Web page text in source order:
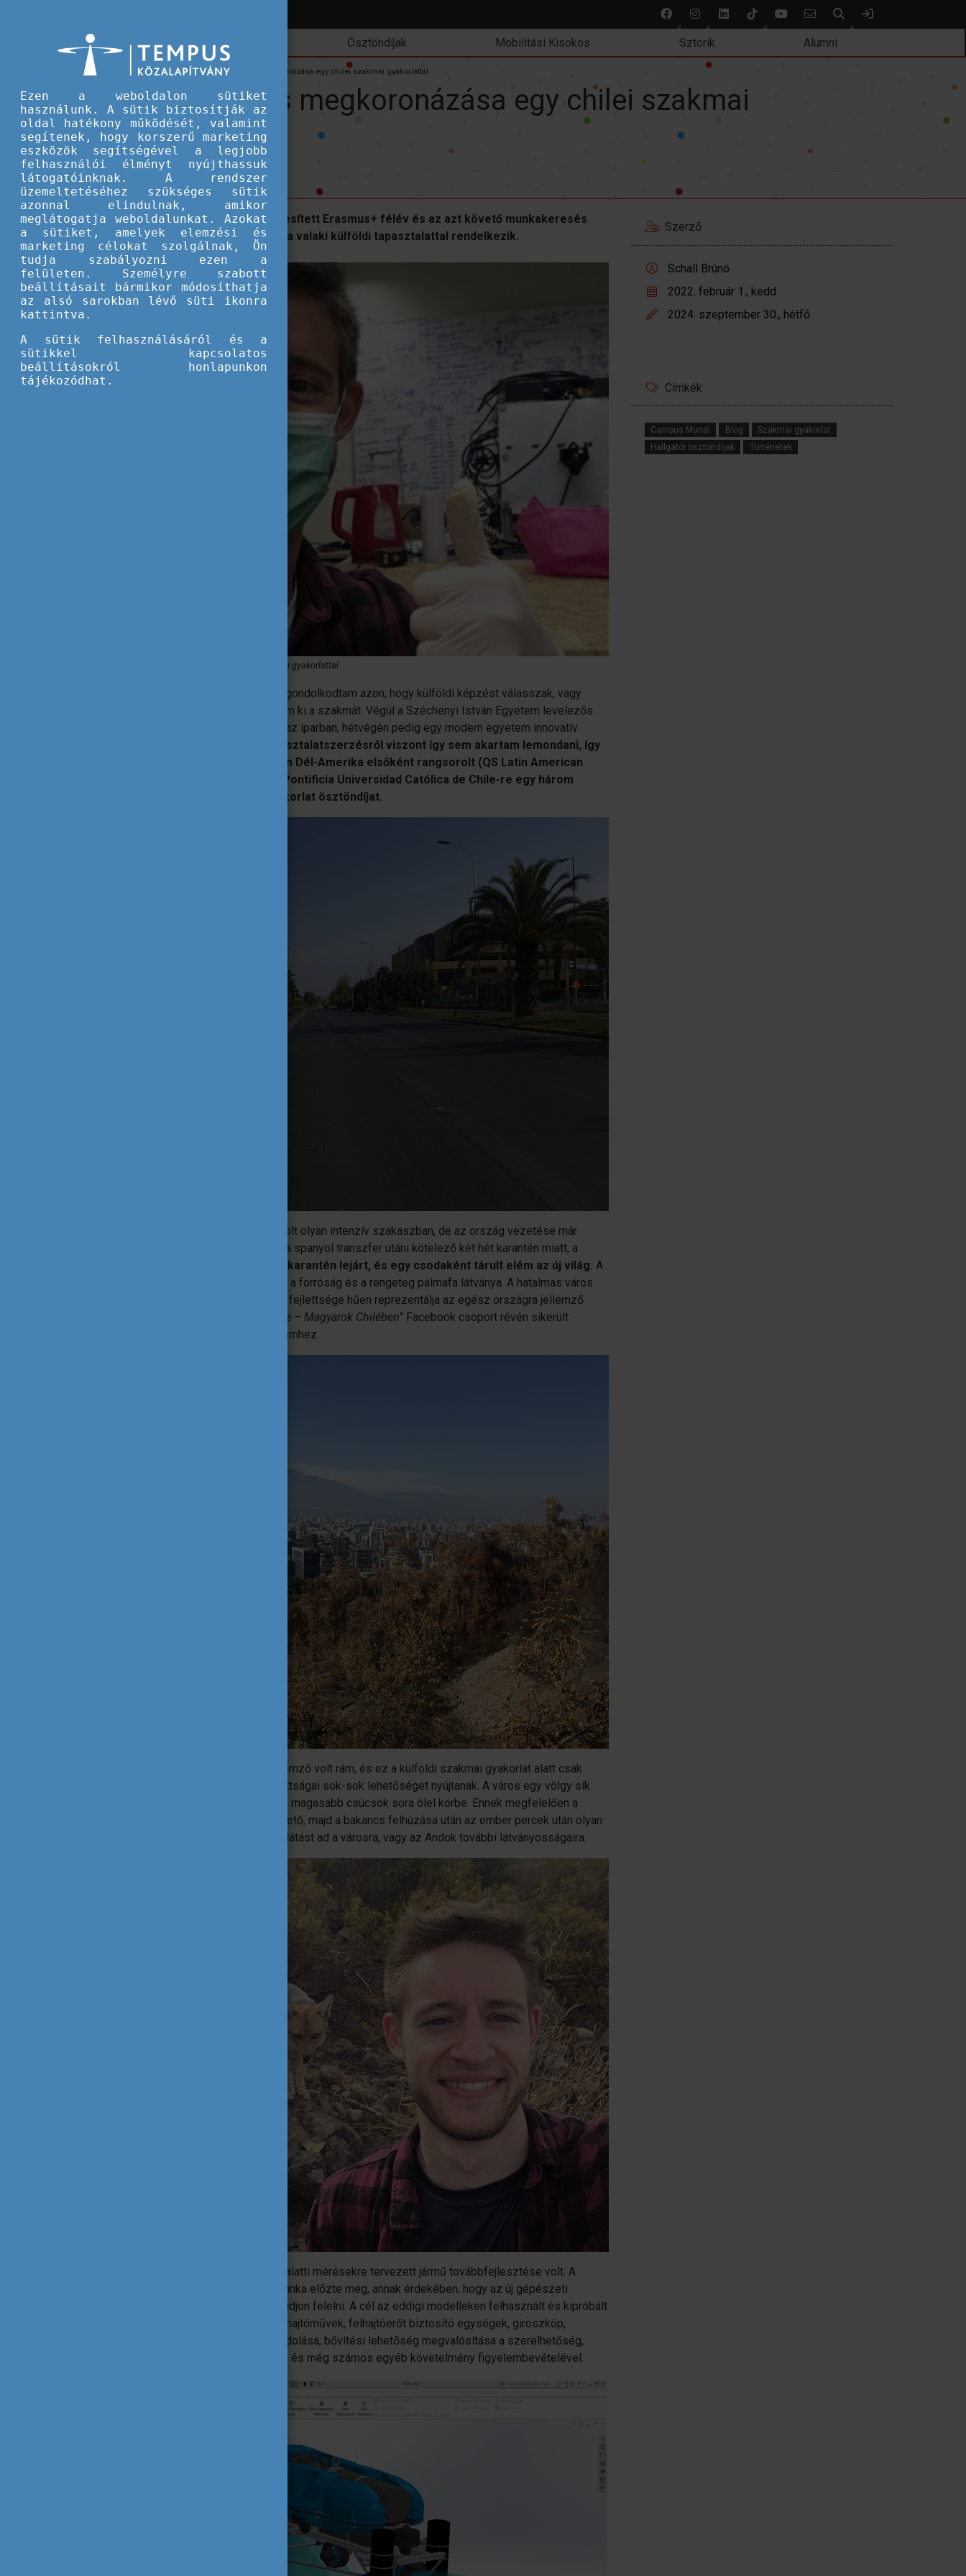
Keresés
Ösztöndíjak Mobilitási Kisokos Sztorik Alumni
Hallgatói ösztöndíjak A mesterképzés megkoronázása egy chilei szakmai gyakorlattal
A mesterképzés megkoronázása egy chilei szakmai
gyakorlattal
Az alapszakom utolsó félévében teljesített Erasmus+ félév és az azt követő munkakeresés
döbbentett rá, hogy mekkora kincs, ha valaki külföldi tapasztalattal rendelkezik.
A mesterképzés megkoronázása egy chilei szakmai gyakorlattal
A mesterszakra jelentkezés előtt sokat gondolkodtam azon, hogy külföldi képzést válasszak, vagy
inkább élesben egy munkahelyen tanuljam ki a szakmát. Végül a Széchenyi István Egyetem levelezős
képzését választottam, ahol hétközben az iparban, hétvégén pedig egy modern egyetem innovatív
A külföldi tapasztalatszerzésről viszont így sem akartam lemondani, így
2020 januárjában sikeresen elnyertem Dél-Amerika elsőként rangsorolt (QS Latin American
University Rankings) egyetemére, a Pontificia Universidad Católica de Chile-re egy három
hónapos Campus Mundi szakmai gyakorlat ösztöndíjat.
Megérkezésemkor a járvány még nem volt olyan intenzív szakaszban, de az ország vezetése már
megtette a lezárások első lépéseit, így, a spanyol transzfer utáni kötelező két hét karantén miatt, a
A karantén lejárt, és egy csodaként tárult elém az új világ. A
hosszú magyar tél után fantasztikus volt a forróság és a rengeteg pálmafa látványa. A hatalmas város
több mint hatmillió lakosa, felépítése és fejlettsége hűen reprezentálja az egész országra jellemző
„Húngaros en Chile – Magyarok Chilében” Facebook csoport révén sikerült
találnom, szerencsémre közel az egyetemhez.
A természet szeretete Chile előtt is jellemző volt rám, és ez a külföldi szakmai gyakorlat alatt csak
tovább erősödött. Santiago földrajzi adottságai sok-sok lehetőséget nyújtanak. A város egy völgy sík
platóján terül el, melyet 3000 méternél is magasabb csúcsok sora ölel körbe. Ennek megfelelően a
kiszemelt hegy biciklivel is megközelíthető, majd a bakancs felhúzása után az ember percek után olyan
magasságba érhet, amely már csodás kilátást ad a városra, vagy az Andok további látványosságaira.
A szakmai gyakorlat fő feladata egy víz alatti mérésekre tervezett jármű továbbfejlesztése volt. A
design kialakítását alapos előkészítő munka előzte meg, annak érdekében, hogy az új gépészeti
kialakítás minél több kritériumnak meg tudjon felelni. A cél az eddigi modelleken felhasznált és kipróbált
egységek (navigációs rendszer, szonár, hajtóművek, felhajtóerőt biztosító egységek, giroszkóp,
adattároló, stb.) elrendezésének újragondolása, bővítési lehetőség megvalósítása a szerelhetőség,
manőverezhetőség, tömegminimalizálás és még számos egyéb követelmény figyelembevételével.
Szerző
Schall Brúnó
2022. február 1., kedd
2024. szeptember 30., hétfő
Címkék
Campus Mundi Blog
Szakmai gyakorlat
Hallgatói ösztöndíjak
Történetek
Ezen a weboldalon sütiket
használunk. A sütik biztosítják az
oldal hatékony működését, valamint
segítenek, hogy korszerű marketing
eszközök segítségével a legjobb
felhasználói élményt nyújthassuk
látogatóinknak. A rendszer
üzemeltetéséhez szükséges sütik
azonnal elindulnak, amikor
meglátogatja weboldalunkat. Azokat
a sütiket, amelyek elemzési és
marketing célokat szolgálnak, Ön
tudja szabályozni ezen a
felületen. Személyre szabott
beállításait bármikor módosíthatja
az alsó sarokban lévő süti ikonra
kattintva.
A sütik felhasználásáról és a
sütikkel kapcsolatos
beállításokról honlapunkon
tájékozódhat.